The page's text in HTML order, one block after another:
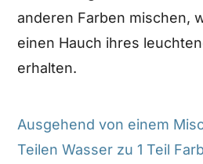
anderen Farben mischen,
einen Hauch ihres
erhalten.
Ausgehend von einem
Teilen Wasser zu 1 Teil